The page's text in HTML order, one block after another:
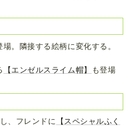
。隣接する絵柄に変化する。
【エンゼルスライム帽】
も登場
、フレンドに
【スペシャルふく